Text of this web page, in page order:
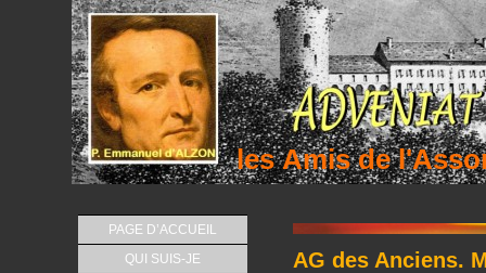
les Amis de
PAGE D’ACCUEIL
QUI SUIS-JE
AG des Anciens.